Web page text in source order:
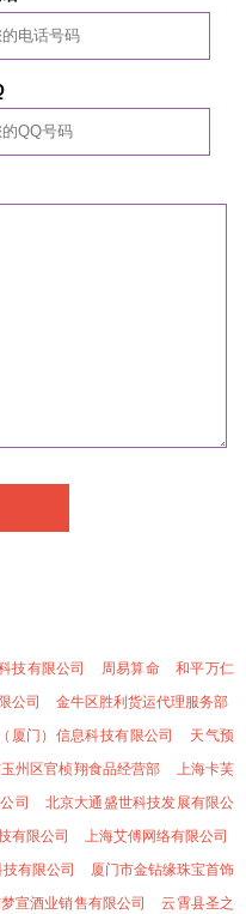
技有限公司 周易算命
和平万仁
公司
金牛区胜利货运代理服务部
厦门）信息科技有限公司
天气预
州区官桢翔食品经营部
上海卡芙
司
北京大通盛世科技发展有限公
有限公司
上海艾傅网络有限公司
有限公司
厦门市金钻缘珠宝首饰
宣酒业销售有限公司
云霄县圣之